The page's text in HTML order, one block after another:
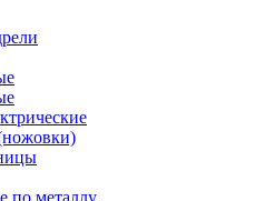
по металлу